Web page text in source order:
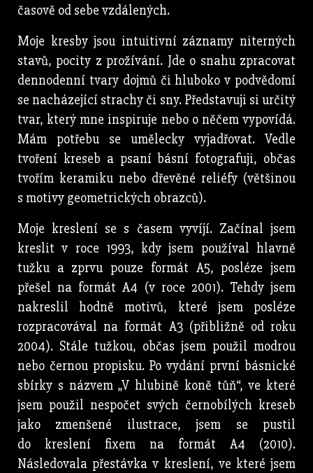
časově od sebe vzdálených.
Moje kresby jsou intuitivní záznamy niterných
stavů, pocity z prožívání. Jde o snahu zpracovat
dennodenní tvary dojmů či hluboko v podvědomí
se nacházející strachy či sny. Představuji si určitý
tvar, který mne inspiruje nebo o něčem vypovídá.
Mám potřebu se umělecky vyjadřovat. Vedle
tvoření kreseb a psaní básní fotografuji, občas
tvořím keramiku nebo dřevěné reliéfy (většinou
s motivy geometrických obrazců).
Moje kreslení se s časem vyvíjí. Začínal jsem
kreslit v roce 1993, kdy jsem používal hlavně
tužku a zprvu pouze formát A5, posléze jsem
přešel na formát A4 (v roce 2001). Tehdy jsem
nakreslil hodně motivů, které jsem posléze
rozpracovával na formát A3 (přibližně od roku
2004). Stále tužkou, občas jsem použil modrou
nebo černou propisku. Po vydání první básnické
sbírky s názvem „V hlubině koně tůň“, ve které
jsem použil nespočet svých černobílých kreseb
jako zmenšené ilustrace, jsem se pustil
do kreslení fixem na formát A4 (2010).
Následovala přestávka v kreslení, ve které jsem